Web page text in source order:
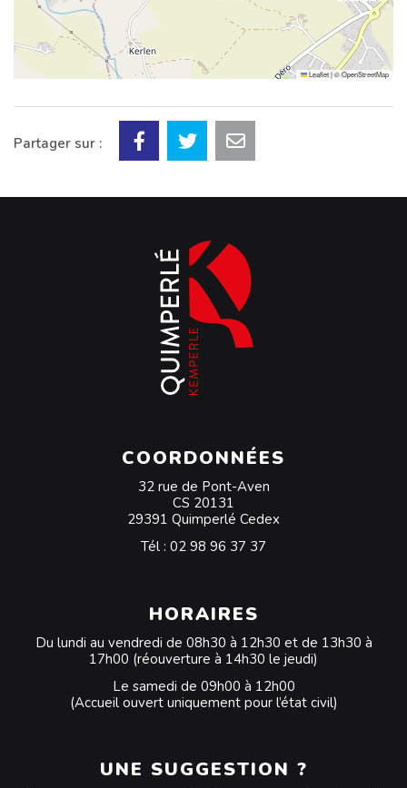
Leaflet|©OpenStreetMap
Partager sur :
COORDONNÉES
32 rue de Pont-Aven
CS 20131
29391 Quimperlé Cedex
Tél : 02 98 96 37 37
HORAIRES
Du lundi au vendredi de 08h30 à 12h30 et de 13h30 à
17h00 (réouverture à 14h30 le jeudi)
Le samedi de 09h00 à 12h00
(Accueil ouvert uniquement pour l’état civil)
UNE SUGGESTION ?